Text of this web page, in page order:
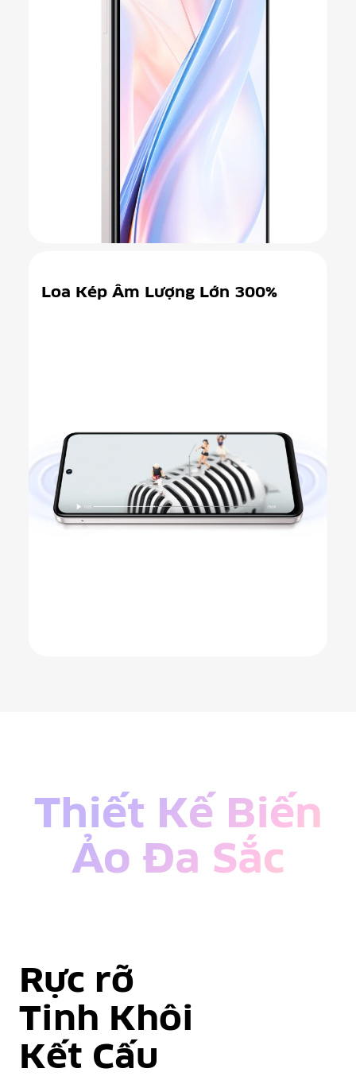
Loa Kép Âm Lượng Lớn 300%
Thiết Kế Biến
Ảo Đa Sắc
Rực rỡ
Tinh Khôi
Kết Cấu